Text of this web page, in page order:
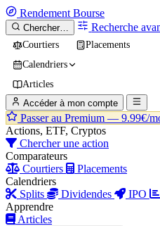
Rendement Bourse
Chercher… Recherche
Courtiers
Placements
Calendriers
Articles
Accéder à mon compte
Passer au Premium — 9.99€/
Actions, ETF, Cryptos
Chercher une action
Comparateurs
Courtiers
Placements
Calendriers
Splits
Dividendes IPO
Apprendre
Articles